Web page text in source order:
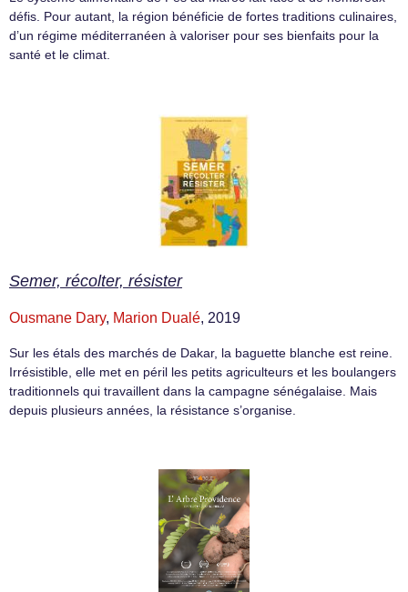
défis. Pour autant, la région bénéficie de fortes traditions culinaires,
d’un régime méditerranéen à valoriser pour ses bienfaits pour la
santé et le climat.
Semer, récolter, résister
Ousmane Dary, Marion Dualé, 2019
Sur les étals des marchés de Dakar, la baguette blanche est reine.
Irrésistible, elle met en péril les petits agriculteurs et les boulangers
traditionnels qui travaillent dans la campagne sénégalaise. Mais
depuis plusieurs années, la résistance s’organise.